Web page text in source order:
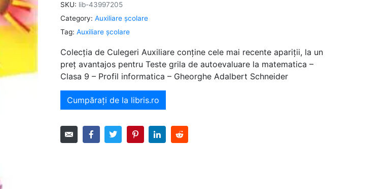
SKU: lib-43997205
Category: Auxiliare şcolare
Tag: Auxiliare şcolare
Colecția de Culegeri Auxiliare conține cele mai recente apariții, la un
preț avantajos pentru Teste grila de autoevaluare la matematica –
Clasa 9 – Profil informatica – Gheorghe Adalbert Schneider
Cumpărați de la libris.ro